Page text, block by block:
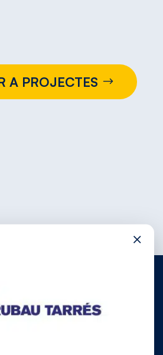
A PROJECTES
×